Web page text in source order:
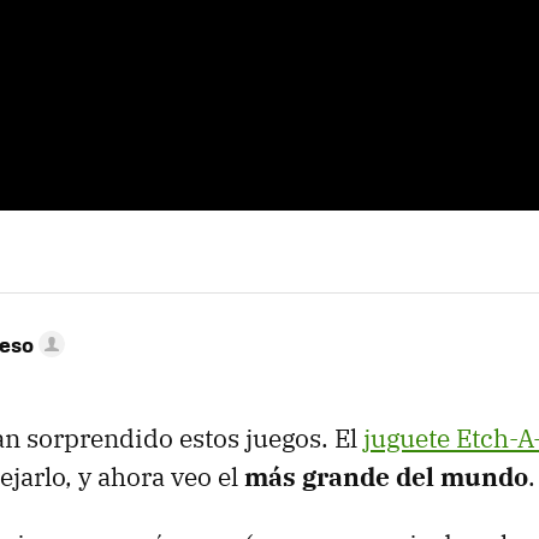
sorprendido estos juegos. El juguete Etch-
y ahora veo elmás grande del mundo.